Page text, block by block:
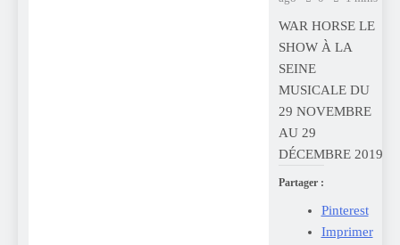
WAR HORSE LE
SHOW À LA
SEINE
MUSICALE DU
29 NOVEMBRE
AU 29
DÉCEMBRE 2019
Partager :
Pinterest
Imprimer